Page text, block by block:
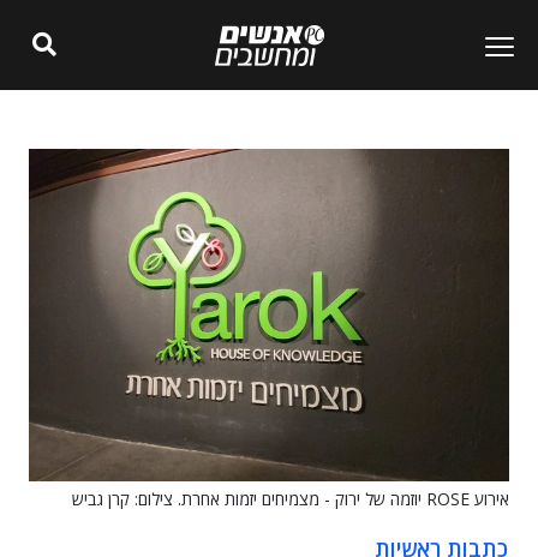
אירוע ROSE יוזמה של ירוק - מצמיחים יזמות אחרת. צילום: קרן גביש
כתבות ראשיות